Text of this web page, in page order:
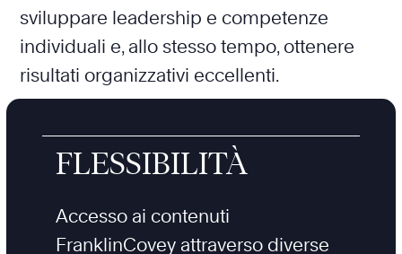
sviluppare leadership e competenze
individuali e, allo stesso tempo, ottenere
risultati organizzativi eccellenti.
FLESSIBILITÀ
Accesso ai contenuti
FranklinCovey attraverso diverse